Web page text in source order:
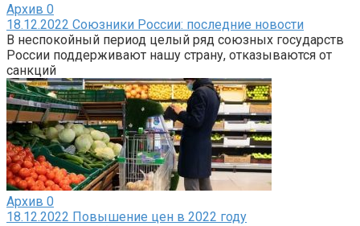
Архив 0
18.12.2022 Союзники России: последние новости
В неспокойный период целый ряд союзных государств
России поддерживают нашу страну, отказываются от
санкций
Архив 0
18.12.2022 Повышение цен в 2022 году